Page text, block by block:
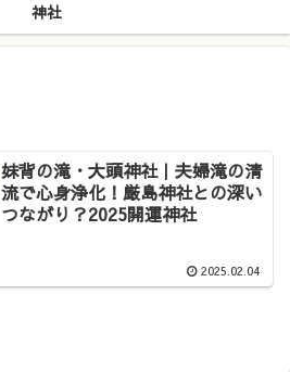
神社
妹背の滝・大頭神社｜夫婦滝の清
流で心身浄化！厳島神社との深い
つながり？2025開運神社
2025.02.04